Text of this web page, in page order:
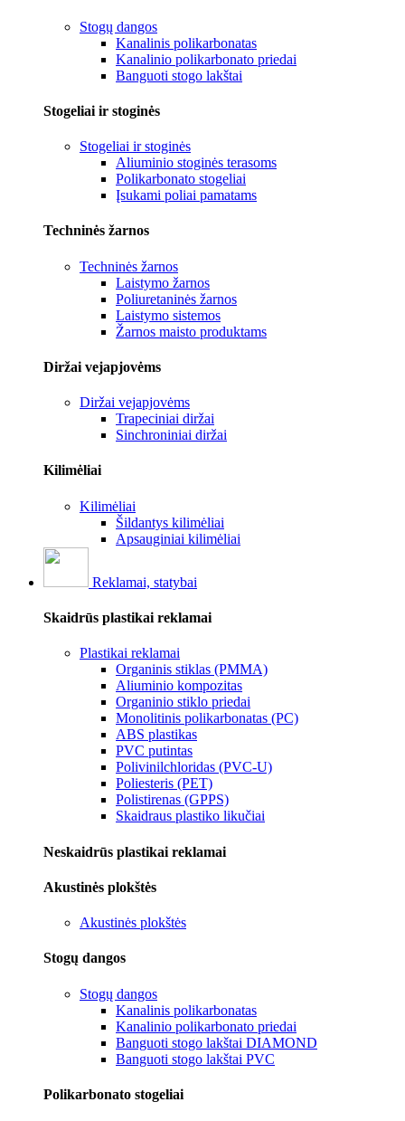
Stogų dangos
Kanalinis polikarbonatas
Kanalinio polikarbonato priedai
Banguoti stogo lakštai
Stogeliai ir stoginės
Stogeliai ir stoginės
Aliuminio stoginės terasoms
Polikarbonato stogeliai
Įsukami poliai pamatams
Techninės žarnos
Techninės žarnos
Laistymo žarnos
Poliuretaninės žarnos
Laistymo sistemos
Žarnos maisto produktams
Diržai vejapjovėms
Diržai vejapjovėms
Trapeciniai diržai
Sinchroniniai diržai
Kilimėliai
Kilimėliai
Šildantys kilimėliai
Apsauginiai kilimėliai
Reklamai, statybai
Skaidrūs plastikai reklamai
Plastikai reklamai
Organinis stiklas (PMMA)
Aliuminio kompozitas
Organinio stiklo priedai
Monolitinis polikarbonatas (PC)
ABS plastikas
PVC putintas
Polivinilchloridas (PVC-U)
Poliesteris (PET)
Polistirenas (GPPS)
Skaidraus plastiko likučiai
Neskaidrūs plastikai reklamai
Akustinės plokštės
Akustinės plokštės
Stogų dangos
Stogų dangos
Kanalinis polikarbonatas
Kanalinio polikarbonato priedai
Banguoti stogo lakštai DIAMOND
Banguoti stogo lakštai PVC
Polikarbonato stogeliai